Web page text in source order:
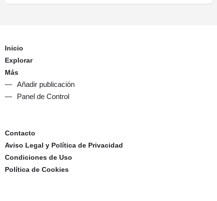
Inicio
Explorar
Más
Añadir publicación
Panel de Control
Contacto
Aviso Legal y Política de Privacidad
Condiciones de Uso
Política de Cookies